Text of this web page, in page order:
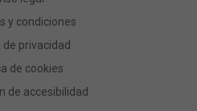
y condiciones
de privacidad
de cookies
de accesibilidad